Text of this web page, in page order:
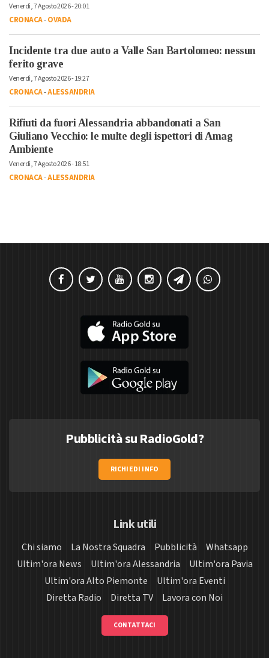
Venerdì, 7 Agosto 2026 - 20:01
CRONACA-OVADA
Incidente tra due auto a Valle San Bartolomeo: nessun
ferito grave
Venerdì, 7 Agosto 2026 - 19:27
CRONACA-ALESSANDRIA
Rifiuti da fuori Alessandria abbandonati a San
Giuliano Vecchio: le multe degli ispettori di Amag
Ambiente
Venerdì, 7 Agosto 2026 - 18:51
CRONACA-ALESSANDRIA
Pubblicità su RadioGold?
RICHIEDI INFO
Link utili
Chi siamo La Nostra Squadra Pubblicità
Whatsapp
Ultim'ora News
Ultim'ora Alessandria
Ultim'ora Pavia
Ultim'ora Alto Piemonte
Ultim'ora Eventi
Diretta Radio
Diretta TV Lavora con Noi
CONTATTACI